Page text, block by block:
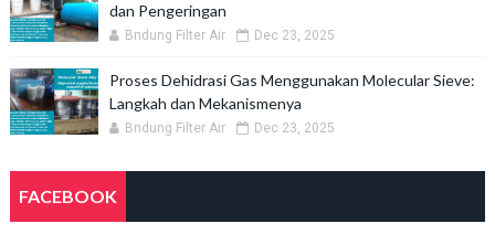
dan Pengeringan
Bndung Filter Air Dec 23, 2025
Proses Dehidrasi Gas Menggunakan Molecular Sieve:
Langkah dan Mekanismenya
Bndung Filter Air Dec 23, 2025
FACEBOOK